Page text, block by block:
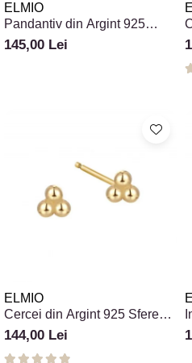
Lantisoare
BROSE
VEZI TOATE BIJUTERIILE ELMIO
Colectia „ Bijuterii cu Email ”
Vezi toate
Cadouri Craciun
Cadouri de Lux
ELMIO
Pandantiv din Argint 925
Balerină - Cadou pentru
Dansatoare
145,00 Lei
ELMIO
Cercei din Argint 925 Sfere
Trinity Triple
144,00 Lei